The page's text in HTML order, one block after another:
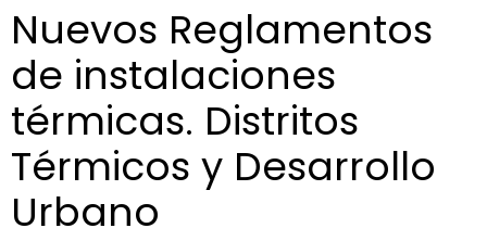
Nuevos Reglamentos
de instalaciones
térmicas. Distritos
Térmicos y Desarrollo
Urbano